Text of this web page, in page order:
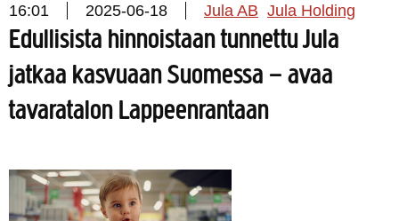
16:01 2025-06-18 Jula AB Jula Holding
Edullisista hinnoistaan tunnettu Jula
jatkaa kasvuaan Suomessa – avaa
tavaratalon Lappeenrantaan